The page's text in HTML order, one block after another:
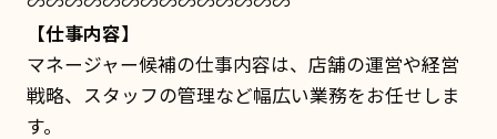
【仕事内容】
マネージャー候補の仕事内容は、店舗の運営や経営
戦略、スタッフの管理など幅広い業務をお任せしま
す。